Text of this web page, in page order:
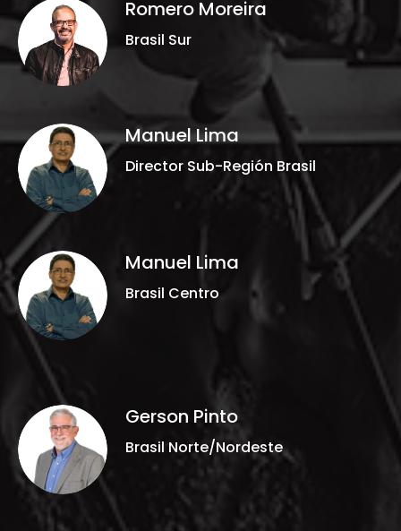
Romero Moreira
Brasil Sur
Manuel Lima
Director Sub-Región Brasil
Manuel Lima
Brasil Centro
Gerson Pinto
Brasil Norte/Nordeste